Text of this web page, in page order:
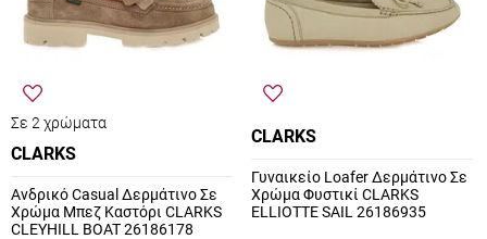
Σε 2 χρώματα
CLARKS
Ανδρικό Casual Δερμάτινο Σε
Χρώμα Μπεζ Καστόρι CLARKS
CLEYHILL BOAT 26186178
CLARKS
Γυναικείο Loafer Δερμάτινο Σε
Χρώμα Φυστικί CLARKS
ELLIOTTE SAIL 26186935